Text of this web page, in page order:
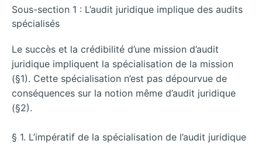
Sous-section 1 : L’audit juridique implique des audits
spécialisés
Le succès et la crédibilité d’une mission d’audit
juridique impliquent la spécialisation de la mission
(§1). Cette spécialisation n’est pas dépourvue de
conséquences sur la notion même d’audit juridique
(§2).
§ 1. L’impératif de la spécialisation de l’audit juridique